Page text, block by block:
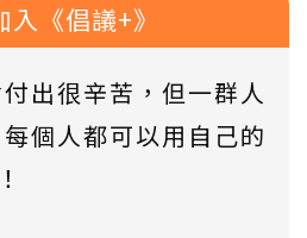
《倡議+》
付出很辛苦，但一群人
個人都可以用自己的